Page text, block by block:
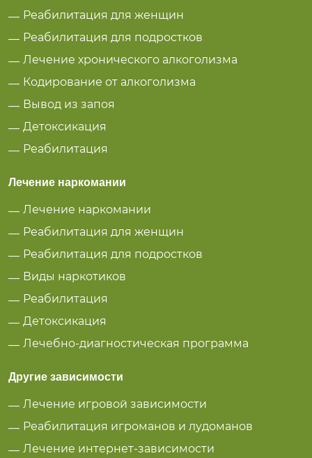
Реабилитация для женщин
Реабилитация для подростков
Лечение хронического алкоголизма
Кодирование от алкоголизма
Вывод из запоя
Детоксикация
Реабилитация
Лечение наркомании
Лечение наркомании
Реабилитация для женщин
Реабилитация для подростков
Виды наркотиков
Реабилитация
Детоксикация
Лечебно-диагностическая программа
Другие зависимости
Лечение игровой зависимости
Реабилитация игроманов и лудоманов
Лечение интернет-зависимости